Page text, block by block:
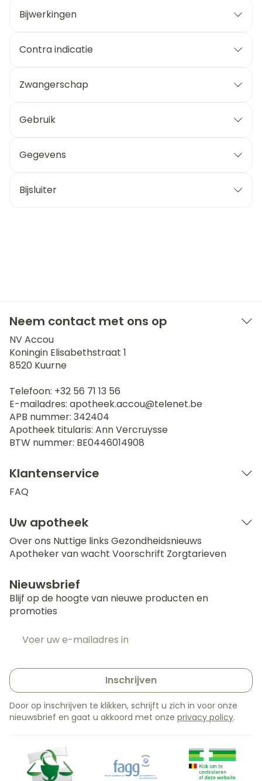
Bijwerkingen
Contra indicatie
Zwangerschap
Gebruik
Gegevens
Bijsluiter
Neem contact met ons op
NV Accou
Koningin Elisabethstraat 1
8520 Kuurne
Telefoon: +32 56 71 13 56
E-mailadres: apotheek.accou@telenet.be
APB nummer: 342404
Apotheek titularis: Ann Vercruysse
BTW nummer: BE0446014908
Klantenservice
FAQ
Uw apotheek
Over ons Nuttige links Gezondheidsnieuws
Apotheker van wacht Voorschrift Zorgtarieven
Nieuwsbrief
Blijf op de hoogte van nieuwe producten en
promoties
Inschrijven
Door op inschrijven te klikken, schrijft u zich in voor onze
nieuwsbrief en gaat u akkoord met onze privacy policy.